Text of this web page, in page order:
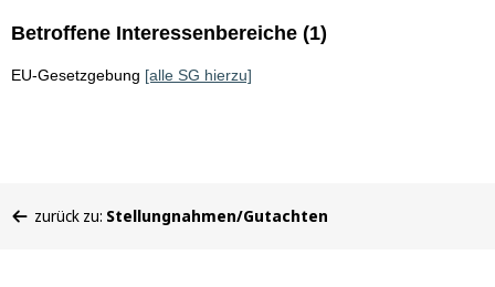
Betroffene Interessenbereiche (1)
EU-Gesetzgebung [alle SG hierzu]
befinden
zurück zu: Stellungnahmen/Gutachten